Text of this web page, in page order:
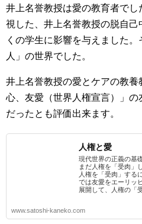
井上名誉教授は愛の教育者で
視した、井上名誉教授の脱自
くの学生に影響を与えました
人」の世界でした。
井上名誉教授の愛とケアの教養
心、友愛（世界人権宣言）」
だったとも評価出来ます。
人権と愛
現代世界の正義の基
まだ人権を「受肉」
人権を「受肉」する
では友愛をエーリッ
展開して、人権の「
www.satoshi-kaneko.com